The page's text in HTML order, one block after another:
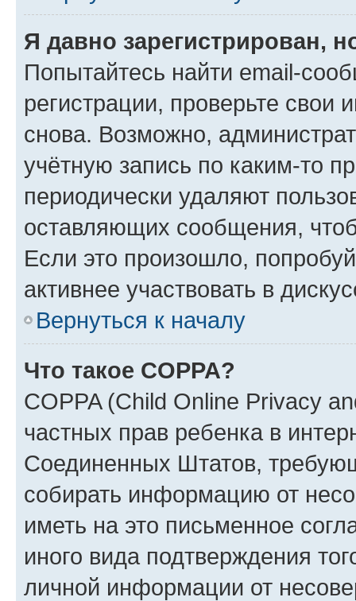
Я давно зарегистрирован,
Попытайтесь найти email-
регистрации, проверьте свои
снова. Возможно,
учётную запись по каким-то
периодически удаляют
оставляющих сообщения,
Если это произошло,
активнее участвовать в
Вернуться к началу
Что такое COPPA?
COPPA (Child Online Privacy
частных прав ребенка в
Соединенных Штатов,
собирать информацию от
иметь на это письменное
иного вида подтверждения
личной информации от